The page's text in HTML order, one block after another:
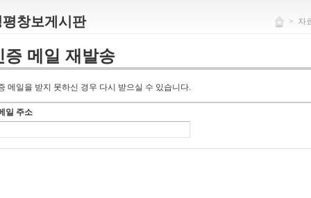
평창보게시판 > 자
증 메일 재발송
메일을 받지 못하신 경우 다시 받으실 수 있습니다.
일 주소